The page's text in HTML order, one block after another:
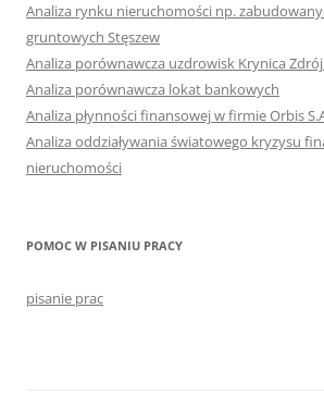
Analiza rynku nieruchomości np.
gruntowych Stęszew
Analiza porównawcza uzdrowisk Krynica Zdrój
Analiza porównawcza lokat bankowych
Analiza płynności finansowej w firmie Orbis
Analiza oddziaływania światowego kryzysu
nieruchomości
POMOC W PISANIU PRACY
pisanie prac